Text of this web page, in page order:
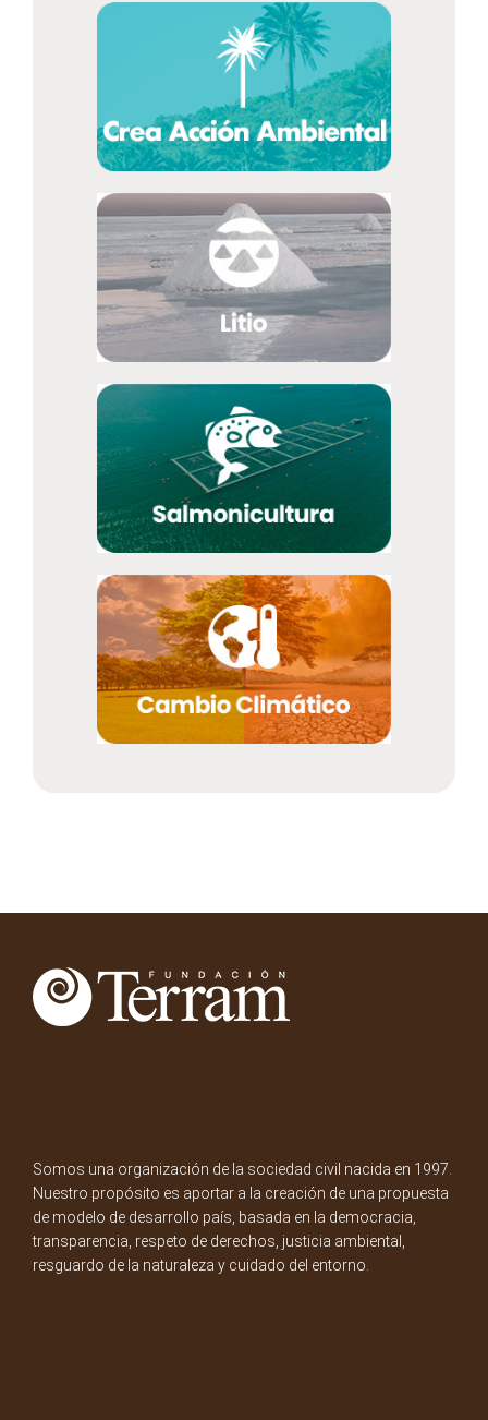
Somos una organización de la sociedad civil nacida en 1997.
Nuestro propósito es aportar a la creación de una propuesta
de modelo de desarrollo país, basada en la democracia,
transparencia, respeto de derechos, justicia ambiental,
resguardo de la naturaleza y cuidado del entorno.